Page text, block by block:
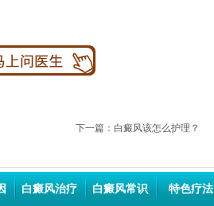
下一篇： 白癜风该怎么护理？
白癜风治疗 白癜风常识 特色疗法